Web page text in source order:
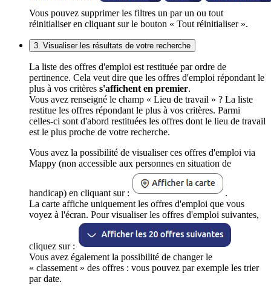
Vous pouvez supprimer les filtres un par un ou tout
réinitialiser en cliquant sur le bouton « Tout réinitialiser ».
3. Visualiser les résultats de votre recherche
La liste des offres d'emploi est restituée par ordre de
pertinence. Cela veut dire que les offres d'emploi répondant le
plus à vos critères s'affichent en premier.
Vous avez renseigné le champ « Lieu de travail » ? La liste
restitue les offres répondant le plus à vos critères. Parmi
celles-ci sont d'abord restituées les offres dont le lieu de travail
est le plus proche de votre recherche.
Vous avez la possibilité de visualiser ces offres d'emploi via
Mappy (non accessible aux personnes en situation de
handicap) en cliquant sur :
.
La carte affiche uniquement les offres d'emploi que vous
voyez à l'écran. Pour visualiser les offres d'emploi suivantes,
cliquez sur :
Vous avez également la possibilité de changer le
« classement » des offres : vous pouvez par exemple les trier
par date.